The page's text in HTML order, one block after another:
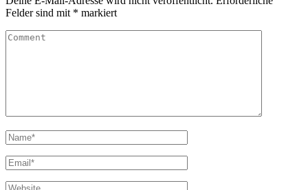
Felder sind mit * markiert